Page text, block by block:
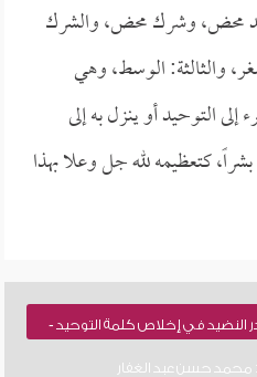
محض، وشرك محض، والشرك
والثالثة: الوسط، وهي
إلى التوحيد أو ينزل به إلى
كتعظيمه لله جل وعلا بهذا
النضيد في إخلاص كلمة التوحيد -
: محمد حسن عبد الغفار